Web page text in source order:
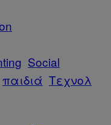
Social
παιδιά Τεχνολ